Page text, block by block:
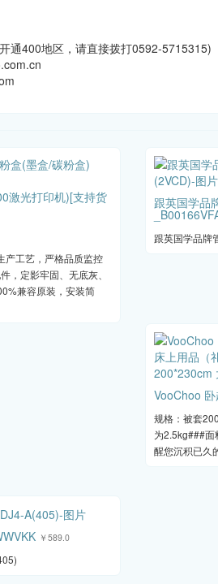
通400地区，请直接拨打0592-5715315)
产工艺，严格品质监控
，定影牢固、无底灰、
兼容原装，安装简
跟英国学品
跟英国学品牌
VooChoo
规格：被套
为2.5kg###面
醒您沉积已久
￥589.0